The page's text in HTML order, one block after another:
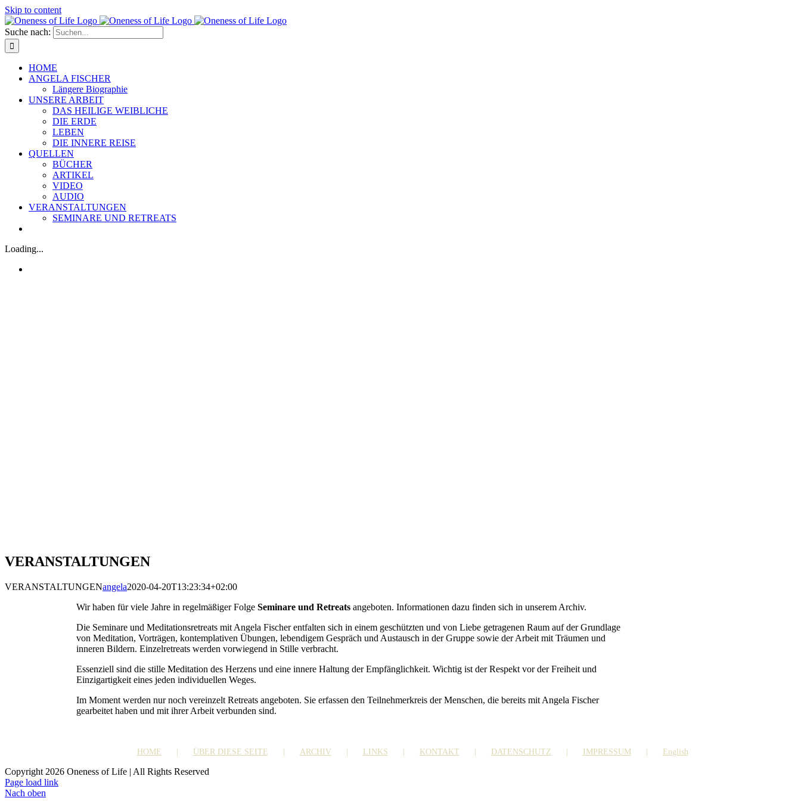
Skip to content
Suche nach:
HOME
ANGELA FISCHER
Längere Biographie
UNSERE ARBEIT
DAS HEILIGE WEIBLICHE
DIE ERDE
LEBEN
DIE INNERE REISE
QUELLEN
BÜCHER
ARTIKEL
VIDEO
AUDIO
VERANSTALTUNGEN
SEMINARE UND RETREATS
Loading...
VERANSTALTUNGEN
VERANSTALTUNGENangela2020-04-20T13:23:34+02:00
Wir haben für viele Jahre in regelmäßiger Folge Seminare und Retreats angeboten. Informationen dazu finden sich in unserem Archiv.
Die Seminare und Meditationsretreats mit Angela Fischer entfalten sich in einem geschützten und von Liebe getragenen Raum auf der Grundlage
von Meditation, Vorträgen, kontemplativen Übungen, lebendigem Gespräch und Austausch in der Gruppe sowie der Arbeit mit Träumen und
inneren Bildern. Einzelretreats werden vorwiegend in Stille verbracht.
Essenziell sind die stille Meditation des Herzens und eine innere Haltung der Empfänglichkeit. Wichtig ist der Respekt vor der Freiheit und
Einzigartigkeit eines jeden individuellen Weges.
Im Moment werden nur noch vereinzelt Retreats angeboten. Sie erfassen den Teilnehmerkreis der Menschen, die bereits mit Angela Fischer
gearbeitet haben und mit ihrer Arbeit verbunden sind.
HOME ÜBER DIESE SEITE ARCHIV LINKS KONTAKT DATENSCHUTZ IMPRESSUM English
Copyright 2026 Oneness of Life | All Rights Reserved
Page load link
Nach oben